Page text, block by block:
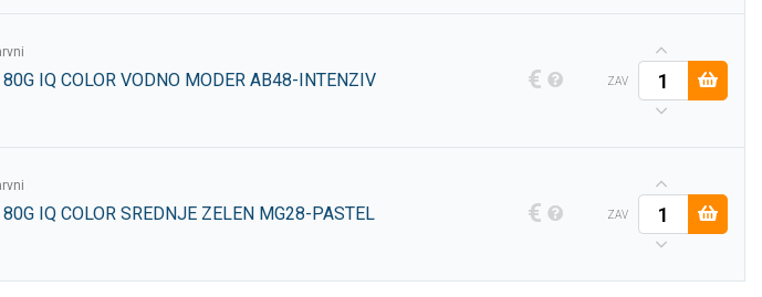
IQ COLOR VODNO MODER AB48-INTENZIV
€ ZAV
IQ COLOR SREDNJE ZELEN MG28-PASTEL
€ ZAV